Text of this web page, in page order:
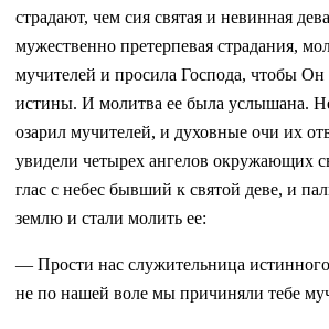
страдают, чем сия святая и невинная
мужественно претерпевая страдания,
мучителей и просила Господа, чтобы Он
истины. И молитва ее была услышана.
озарил мучителей, и духовные очи их
увидели четырех ангелов окружающих
глас с небес бывший к святой деве, и
землю и стали молить ее:
— Прости нас служительница
не по нашей воле мы причиняли тебе